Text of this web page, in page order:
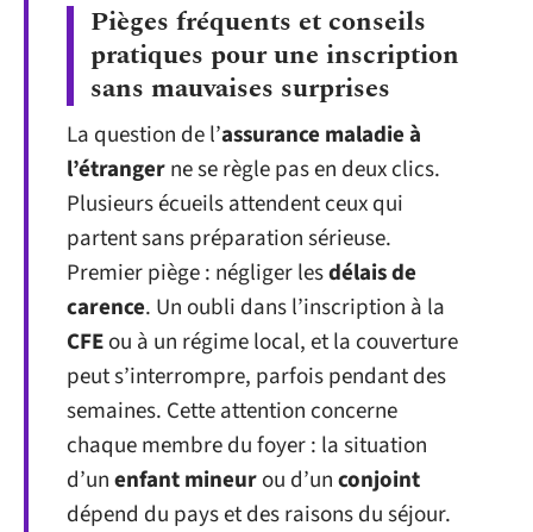
Pièges fréquents et conseils
pratiques pour une inscription
sans mauvaises surprises
La question de l’assurance maladie à
l’étrangerne se règle pas en deux clics.
Plusieurs écueils attendent ceux qui
partent sans préparation sérieuse.
Premier piège : négliger lesdélais de
carence. Un oubli dans l’inscription à la
CFEou à un régime local, et la couverture
peut s’interrompre, parfois pendant des
semaines. Cette attention concerne
chaque membre du foyer : la situation
d’unenfant mineurou d’unconjoint
dépend du pays et des raisons du séjour.